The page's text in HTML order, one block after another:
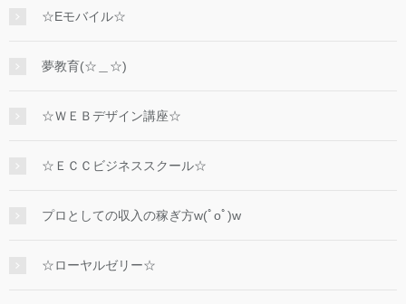
☆Eモバイル☆
夢教育(☆＿☆)
☆ＷＥＢデザイン講座☆
☆ＥＣＣビジネススクール☆
プロとしての収入の稼ぎ方w(ﾟoﾟ)w
☆ローヤルゼリー☆